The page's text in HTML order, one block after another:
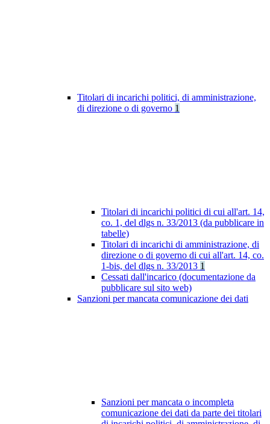
Titolari di incarichi politici, di amministrazione,
di direzione o di governo 1
Titolari di incarichi politici di cui all'art. 14,
co. 1, del dlgs n. 33/2013 (da pubblicare in
tabelle)
Titolari di incarichi di amministrazione, di
direzione o di governo di cui all'art. 14, co.
1-bis, del dlgs n. 33/2013 1
Cessati dall'incarico (documentazione da
pubblicare sul sito web)
Sanzioni per mancata comunicazione dei dati
Sanzioni per mancata o incompleta
comunicazione dei dati da parte dei titolari